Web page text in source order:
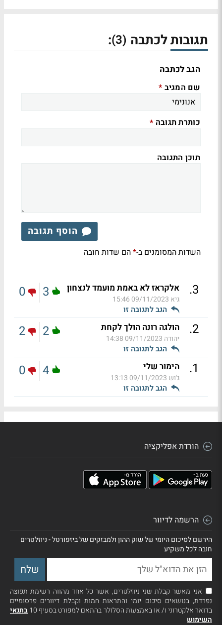
תגובות לכתבה (3)
:
הגב לכתבה
שם המגיב *
כותרת תגובה *
תוכן התגובה
הוסף תגובה
השדות המסומנים ב-*הם שדות חובה
3
. אלקראז לא באמת מועמד לנצחון
גיא 09/11/2023 15:46
הגב לתגובה זו
3
0
2
. הולגה רונה הולך לקחת
יהודה 09/11/2023 14:38
הגב לתגובה זו
2
2
1
. הימור שלי
ג'וש 09/11/2023 13:13
הגב לתגובה זו
4
0
הורדת אפליקציה
הרשמה לדיוור
הירשם לסיכום היומי של שוק ההון ולמבזקים של ביזפורטל - ניוזלטרים
חובה לכל משקיע
אני מאשר קבלת שני ניוזלטרים, אשר כל אחד מהווה רשימת תפוצה
נפרדת, בנושאים סיכום יומי והתראות חמות וקבלת דיוורים פרסומיים
בדואר אלקטרוני ו/ או באמצעות הסלולר בהתאם למפורט בסעיף 10
בתנאי
השימוש